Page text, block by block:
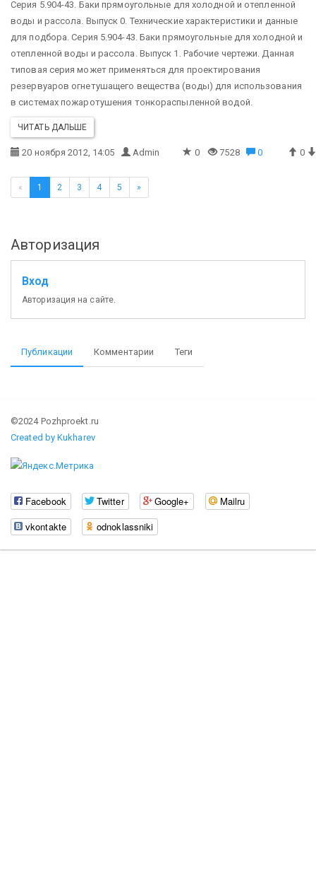
Серия 5.904-43. Баки прямоугольные для холодной и отепленной
воды и рассола. Выпуск 0. Технические характеристики и данные
для подбора. Серия 5.904-43. Баки прямоугольные для холодной и
отепленной воды и рассола. Выпуск 1. Рабочие чертежи. Данная
типовая серия может применяться для проектирования
резервуаров огнетушащего вещества (воды) для использования
в системах пожаротушения тонкораспыленной водой.
ЧИТАТЬ ДАЛЬШЕ
20 ноября 2012, 14:05 Admin 0 7528 0 0
« 1 2 3 4 5 »
Авторизация
Вход
Авторизация на сайте.
Публикации Комментарии Теги
©2024 Pozhproekt.ru
Created by Kukharev
Facebook Twitter Google+
Mailru
vkontakte
odnoklassniki